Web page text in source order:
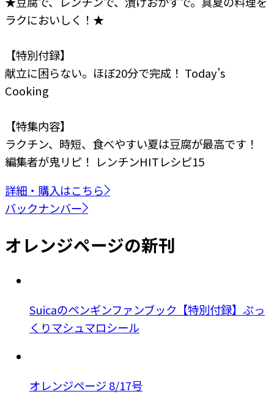
ラクにおいしく！★
【特別付録】
献立に困らない。ほぼ20分で完成！ Today’s
Cooking
【特集内容】
ラクチン、時短、食べやすい夏は豆腐が最高です！
編集者が鬼リピ！ レンチンHITレシピ15
詳細・購入はこちら
バックナンバー
オレンジページの新刊
Suicaのペンギンファンブック【特別付録】ぷっ
くりマシュマロシール
オレンジページ 8/17号